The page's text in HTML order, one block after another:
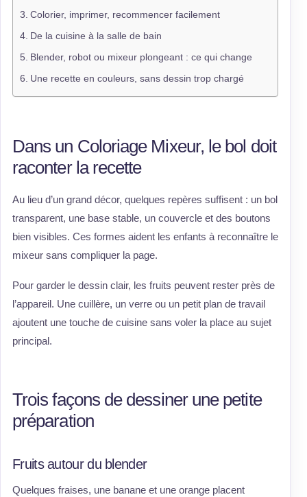
Colorier, imprimer, recommencer facilement
De la cuisine à la salle de bain
Blender, robot ou mixeur plongeant : ce qui change
Une recette en couleurs, sans dessin trop chargé
Dans un Coloriage Mixeur, le bol doit
raconter la recette
Au lieu d’un grand décor, quelques repères suffisent : un bol
transparent, une base stable, un couvercle et des boutons
bien visibles. Ces formes aident les enfants à reconnaître le
mixeur sans compliquer la page.
Pour garder le dessin clair, les fruits peuvent rester près de
l’appareil. Une cuillère, un verre ou un petit plan de travail
ajoutent une touche de cuisine sans voler la place au sujet
principal.
Trois façons de dessiner une petite
préparation
Fruits autour du blender
Quelques fraises, une banane et une orange placent